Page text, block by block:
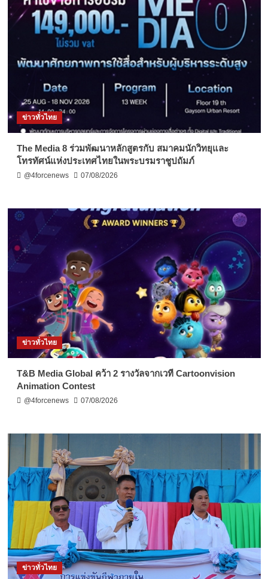
ข่าวทั่วไทย
The Media 8 ร่วมพัฒนาหลักสูตรกับ สมาคมนักวิทยุและ
โทรทัศน์แห่งประเทศไทยในพระบรมราชูปถัมภ์
@4forcenews 07/08/2026
ข่าวทั่วไทย
T&B Media Global คว้า 2 รางวัลจากเวที Cartoonvision
Animation Contest
@4forcenews 07/08/2026
ข่าวทั่วไทย